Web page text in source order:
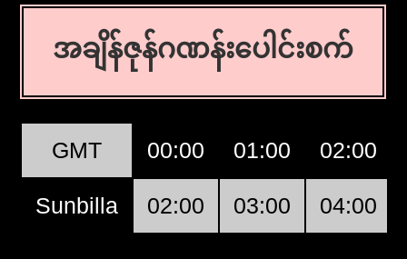
အချိန်ဇုန်ဂဏန်းပေါင်းစက်
GMT 00:00 01:00 02:00
Sunbilla 02:00 03:00 04:00